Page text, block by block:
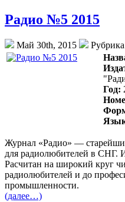
Радио №5 2015
Май 30th, 2015
Год:
Журнал «Радио» —
для радиолюбителей в СНГ.
Раcчитан на широкий круг
радиолюбителей и до
промышленности.
(далее…)